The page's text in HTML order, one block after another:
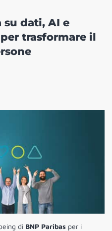
su dati, AI e
trasformare il
di BNP Paribas per i